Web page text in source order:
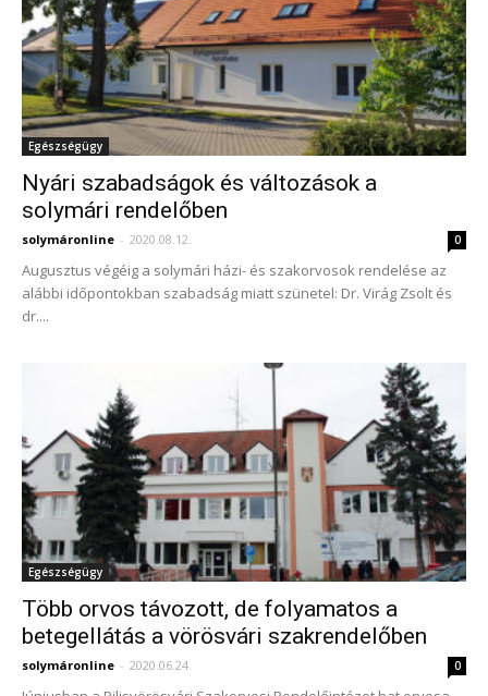
Egészségügy
Nyári szabadságok és változások a
solymári rendelőben
solymáronline - 2020.08.12. 0
Augusztus végéig a solymári házi- és szakorvosok rendelése az
alábbi időpontokban szabadság miatt szünetel: Dr. Virág Zsolt és
dr....
Egészségügy
Több orvos távozott, de folyamatos a
betegellátás a vörösvári szakrendelőben
solymáronline - 2020.06.24. 0